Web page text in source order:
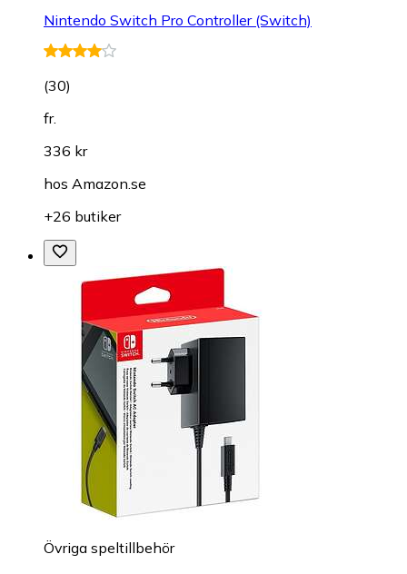
Nintendo Switch Pro Controller (Switch)
(30)
fr.
336 kr
hos Amazon.se
+26 butiker
Övriga speltillbehör